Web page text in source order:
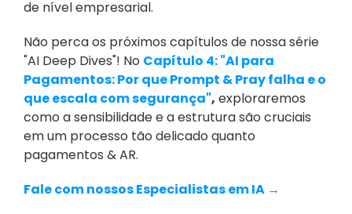
de nível empresarial.
Não perca os próximos capítulos de nossa série
"AI Deep Dives"! No Capítulo 4: "AI para
Pagamentos: Por que Prompt & Pray falha e o
que escala com segurança", exploraremos
como a sensibilidade e a estrutura são cruciais
em um processo tão delicado quanto
pagamentos & AR.
Fale com nossos Especialistas em IA →